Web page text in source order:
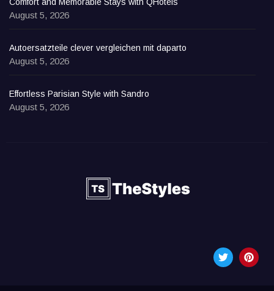
Comfort and Memorable Stays with QHotels
August 5, 2026
Autoersatzteile clever vergleichen mit daparto
August 5, 2026
Effortless Parisian Style with Sandro
August 5, 2026